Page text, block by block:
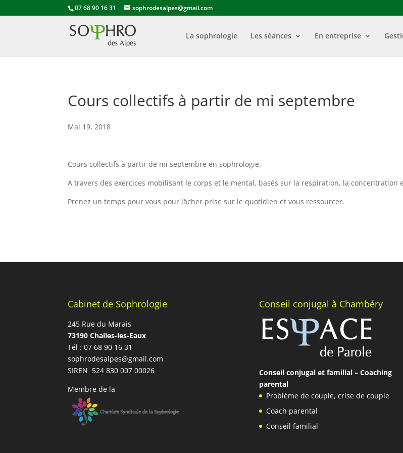
07 68 90 16 31 sophrodesalpes@gmail.com
La sophrologie Les séances En entreprise
Cours collectifs à partir de mi septembre
Mai 19, 2018
Cours collectifs à partir de mi septembre en sophrologie.
A travers des exercices mobilisant le corps et le mental, basés sur la respiration, la concentration
Prenez un temps pour vous pour lâcher prise sur le quotidien et vous ressourcer.
Cabinet de Sophrologie
245 Rue du Marais
73190 Challes-les-Eaux
Tél : 07 68 90 16 31
sophrodesalpes@gmail.com
SIREN 524 830 007 00026
Membre de la
Conseil conjugal à Chambéry
Conseil conjugal et familial – Coaching
parental
Problème de couple, crise de couple
Coach parental
Conseil familial